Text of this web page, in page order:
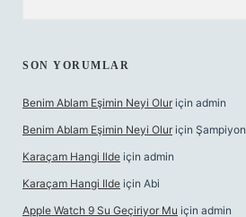
SON YORUMLAR
Benim Ablam Eşimin Neyi Olur için admin
Benim Ablam Eşimin Neyi Olur için Şampiyon
Karaçam Hangi Ilde için admin
Karaçam Hangi Ilde için Abi
Apple Watch 9 Su Geçiriyor Mu için admin